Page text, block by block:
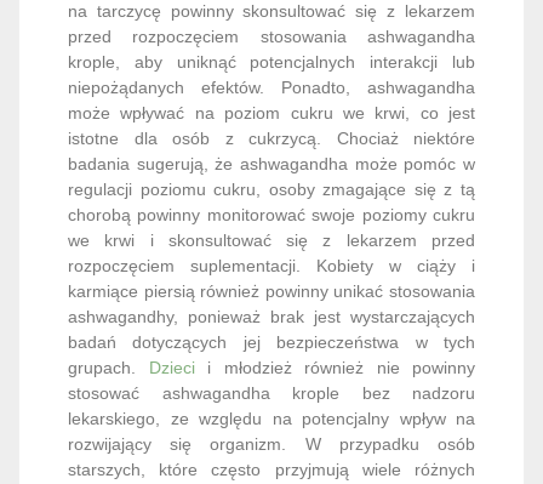
może wpływać na poziom cukru we krwi, co jest
istotne dla osób z cukrzycą. Chociaż niektóre
badania sugerują, że ashwagandha może pomóc w
regulacji poziomu cukru, osoby zmagające się z tą
chorobą powinny monitorować swoje poziomy cukru
we krwi i skonsultować się z lekarzem przed
rozpoczęciem suplementacji. Kobiety w ciąży i
karmiące piersią również powinny unikać stosowania
ashwagandhy, ponieważ brak jest wystarczających
badań dotyczących jej bezpieczeństwa w tych
grupach.Dziecii młodzież również nie powinny
stosować ashwagandha krople bez nadzoru
lekarskiego, ze względu na potencjalny wpływ na
rozwijający się organizm. W przypadku osób
starszych, które często przyjmują wiele różnych
leków, istnieje ryzyko interakcji z innymi
suplementami lub lekami. Dlatego ważne jest, aby
przed rozpoczęciem stosowania ashwagandha
krople skonsultować się z lekarzem, szczególnie jeśli